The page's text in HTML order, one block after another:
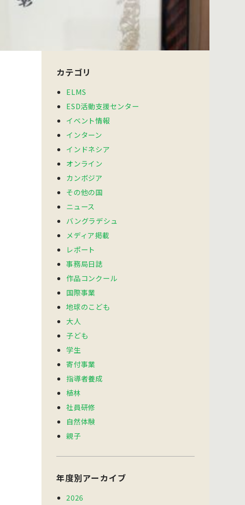
カテゴリ
ELMS
ESD活動支援センター
イベント情報
インターン
インドネシア
オンライン
カンボジア
その他の国
ニュース
バングラデシュ
メディア掲載
レポート
事務局日誌
作品コンクール
国際事業
地球のこども
大人
子ども
学生
寄付事業
指導者養成
植林
社員研修
自然体験
親子
年度別アーカイブ
2026